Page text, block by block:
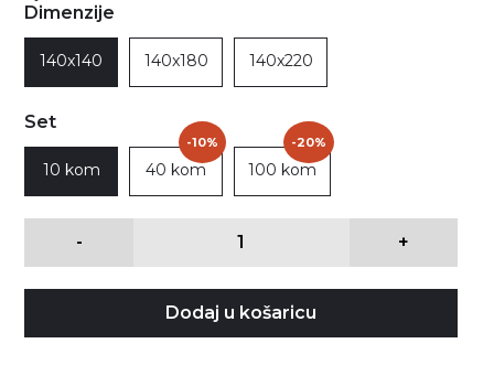
Dimenzije
140x140 140x180 140x220
Set
10 kom 40 kom
-10%
100 kom
-20%
- +
Dodaj u košaricu